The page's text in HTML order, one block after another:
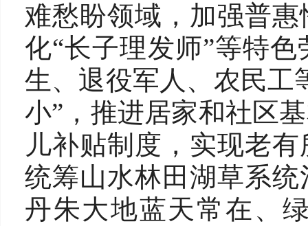
难愁盼领域，加强普
化“长子理发师”等特
生、退役军人、农民工
小”，推进居家和社区
儿补贴制度，实现老
统筹山水林田湖草系
丹朱大地蓝天常在、